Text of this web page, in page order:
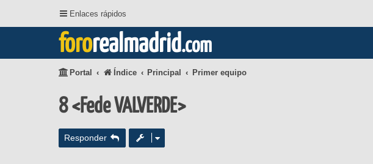
Enlaces rápidos
fororealmadrid.com
Portal Índice Principal Primer equipo
8 <Fede VALVERDE>
Responder